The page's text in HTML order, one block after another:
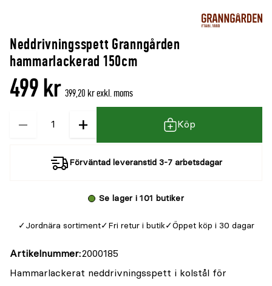
Neddrivningsspett Granngården
hammarlackerad 150cm
499 kr 399,20 kr exkl. moms
−
Kvantitet + Köp
Förväntad leveranstid 3-7 arbetsdagar
Se lager i 101 butiker
Jordnära sortiment Fri retur i butik Öppet köp i 30 dagar
Artikelnummer 2000185
Hammarlackerat neddrivningsspett i kolstål för